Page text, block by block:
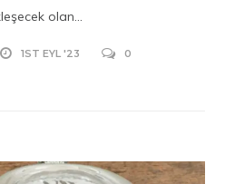
olan...
1ST EYL '23 0